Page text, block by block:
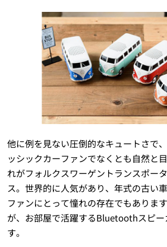
他に例を見ない圧倒的なキュートさで
ッシックカーファンでなくとも自然と
れがフォルクスワーゲントランスポー
ス。世界的に人気があり、年式の古い
ファンにとって憧れの存在でもありま
が、お部屋で活躍するBluetoothスピ
す。